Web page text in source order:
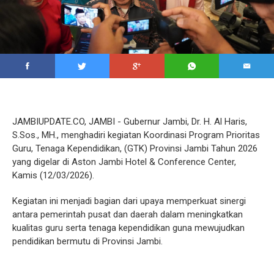
JAMBIUPDATE.CO, JAMBI - Gubernur Jambi, Dr. H. Al Haris,
S.Sos., MH., menghadiri kegiatan Koordinasi Program Prioritas
Guru, Tenaga Kependidikan, (GTK) Provinsi Jambi Tahun 2026
yang digelar di Aston Jambi Hotel & Conference Center,
Kamis (12/03/2026).
Kegiatan ini menjadi bagian dari upaya memperkuat sinergi
antara pemerintah pusat dan daerah dalam meningkatkan
kualitas guru serta tenaga kependidikan guna mewujudkan
pendidikan bermutu di Provinsi Jambi.